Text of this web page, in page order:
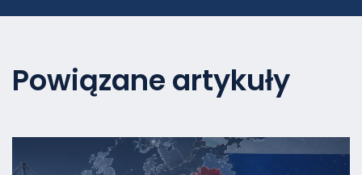
Powiązane artykuły